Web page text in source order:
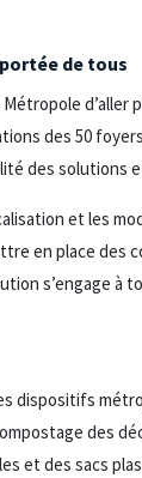
de tous
d’aller
des 50
des solutions
et les
en place des
s’engage à
dispositifs
des
et des sacs